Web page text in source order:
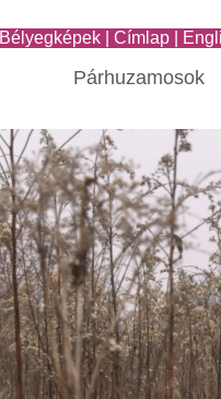
Bélyegképek Címlap
Párhuzamosok